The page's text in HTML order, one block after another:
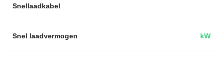
Snellaadkabel
Snel laadvermogen kW